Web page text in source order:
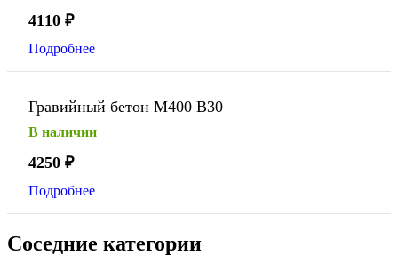
4110 ₽
Подробнее
Гравийный бетон М400 В30
В наличии
4250 ₽
Подробнее
Соседние категории